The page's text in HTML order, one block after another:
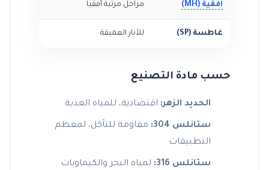
أفقية (MH) مراحل مرتبة أفقياً
غاطسة (SP) للآبار العميقة
حسب مادة التصنيع
الحديد الزهر: اقتصادية، للمياه العذبة
ستانلس 304:
مقاومة للتآكل، لمعظم
التطبيقات
ستانلس 316: لمياه البحر والكيماويات